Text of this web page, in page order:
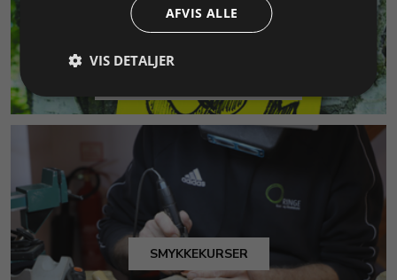
SMYKKEKURSER
AFVIS ALLE
VIS DETALJER